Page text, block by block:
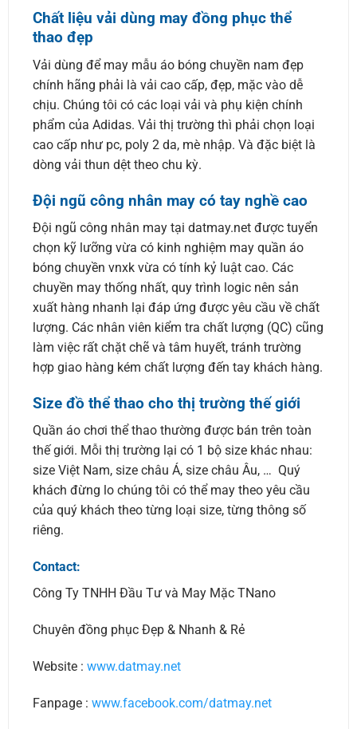
Chất liệu vải dùng may đồng phục thể
thao đẹp
Vải dùng để may mẫu áo bóng chuyền nam đẹp
chính hãng phải là vải cao cấp, đẹp, mặc vào dễ
chịu. Chúng tôi có các loại vải và phụ kiện chính
phẩm của Adidas. Vải thị trường thì phải chọn loại
cao cấp như pc, poly 2 da, mè nhập. Và đặc biệt là
dòng vải thun dệt theo chu kỳ.
Đội ngũ công nhân may có tay nghề cao
Đội ngũ công nhân may tại datmay.net được tuyển
chọn kỹ lưỡng vừa có kinh nghiệm may quần áo
bóng chuyền vnxk vừa có tính kỷ luật cao. Các
chuyền may thống nhất, quy trình logic nên sản
xuất hàng nhanh lại đáp ứng được yêu cầu về chất
lượng. Các nhân viên kiểm tra chất lượng (QC) cũng
làm việc rất chặt chẽ và tâm huyết, tránh trường
hợp giao hàng kém chất lượng đến tay khách hàng.
Size đồ thể thao cho thị trường thế giới
Quần áo chơi thể thao thường được bán trên toàn
thế giới. Mỗi thị trường lại có 1 bộ size khác nhau:
size Việt Nam, size châu Á, size châu Âu, … Quý
khách đừng lo chúng tôi có thể may theo yêu cầu
của quý khách theo từng loại size, từng thông số
riêng.
Contact:
Công Ty TNHH Đầu Tư và May Mặc TNano
Chuyên đồng phục Đẹp & Nhanh & Rẻ
Website : www.datmay.net
Fanpage : www.facebook.com/datmay.net